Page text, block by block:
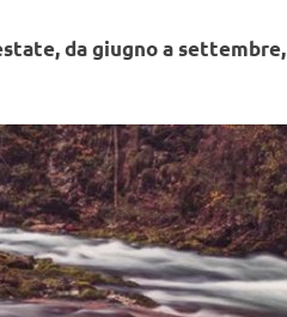
da giugno a settembre,